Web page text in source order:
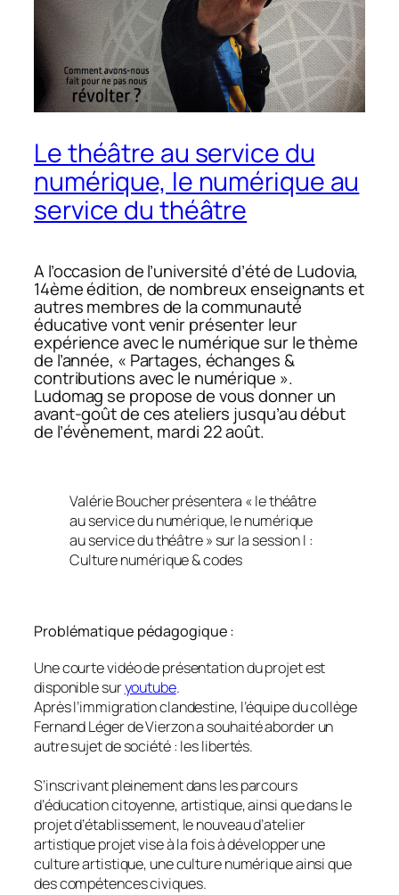
Le théâtre au service du
numérique, le numérique au
service du théâtre
A l’occasion de l’université d’été de Ludovia,
14ème édition, de nombreux enseignants et
autres membres de la communauté
éducative vont venir présenter leur
expérience avec le numérique sur le thème
de l’année, « Partages, échanges &
contributions avec le numérique ».
Ludomag se propose de vous donner un
avant-goût de ces ateliers jusqu’au début
de l’évènement, mardi 22 août.
Valérie Boucher présentera « le théâtre
au service du numérique, le numérique
au service du théâtre » sur la session I :
Culture numérique & codes
Problématique pédagogique :
Une courte vidéo de présentation du projet est
disponible suryoutube.
Après l’immigration clandestine, l’équipe du collège
Fernand Léger de Vierzon a souhaité aborder un
autre sujet de société : les libertés.
S’inscrivant pleinement dans les parcours
d’éducation citoyenne, artistique, ainsi que dans le
projet d’établissement, le nouveau d’atelier
artistique projet vise à la fois à développer une
culture artistique, une culture numérique ainsi que
des compétences civiques.